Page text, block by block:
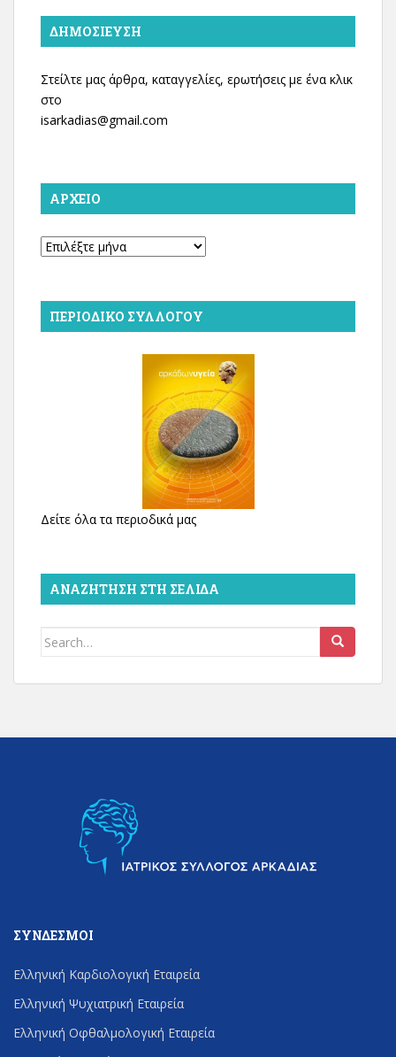
ΔΗΜΟΣΊΕΥΣΗ
Στείλτε μας άρθρα, καταγγελίες, ερωτήσεις με ένα κλικ
στο
isarkadias@gmail.com
ΑΡΧΕΊΟ
Αρχείο
ΠΕΡΙΟΔΙΚΌ ΣΥΛΛΌΓΟΥ
Δείτε όλα τα περιοδικά μας
ΑΝΑΖΉΤΗΣΗ ΣΤΗ ΣΕΛΊΔΑ
Search
ΣΎΝΔΕΣΜΟΙ
Ελληνική Καρδιολογική Εταιρεία
Ελληνική Ψυχιατρική Εταιρεία
Ελληνική Οφθαλμολογική Εταιρεία